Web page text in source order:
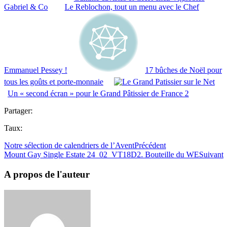
Gabriel & Co
Le Reblochon, tout un menu avec le Chef
Emmanuel Pessey !
17 bûches de Noël pour
tous les goûts et porte-monnaie
Un « second écran » pour le Grand Pâtissier de France 2
Partager:
Taux:
Notre sélection de calendriers de l’AventPrécédent
Mount Gay Single Estate 24_02_VT18D2. Bouteille du WESuivant
A propos de l'auteur